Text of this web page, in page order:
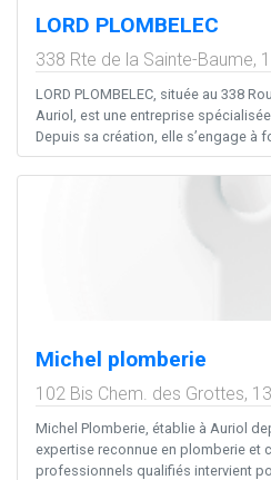
LORD PLOMBELEC
338 Rte de la Sainte-Baume,
LORD PLOMBELEC, située au 338
Auriol, est une entreprise
Depuis sa création, elle s’engage à
Michel plomberie
102 Bis Chem. des Grottes,
Michel Plomberie, établie à Auriol
expertise reconnue en plomberie et
professionnels qualifiés intervient